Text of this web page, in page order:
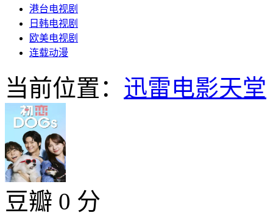
港台电视剧
日韩电视剧
欧美电视剧
连载动漫
当前位置： 迅雷电影天堂
豆瓣 0 分